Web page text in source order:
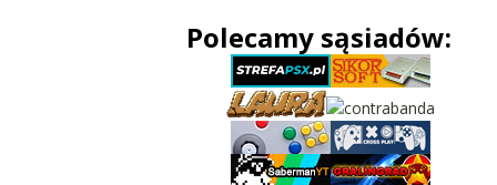
Polecamy sąsiadów: